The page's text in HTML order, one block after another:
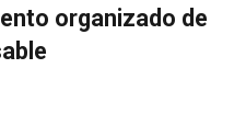
organizado de